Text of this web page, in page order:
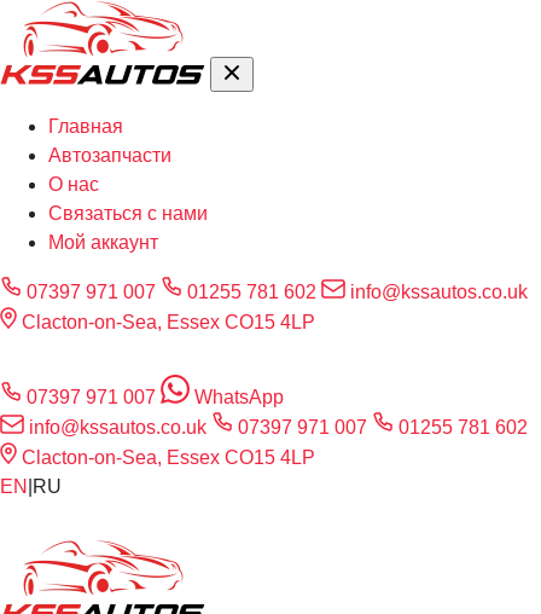
Главная
Автозапчасти
О нас
Связаться с нами
Мой аккаунт
07397 971 007 01255 781 602
info@kssautos.co.uk
Clacton-on-Sea, Essex CO15 4LP
07397 971 007
WhatsApp
info@kssautos.co.uk
07397 971 007
01255 781 602
Clacton-on-Sea, Essex CO15 4LP
EN RU